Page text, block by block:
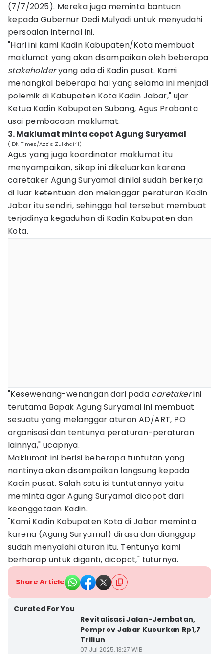
(7/7/2025). Mereka juga meminta bantuan
kepada Gubernur Dedi Mulyadi untuk menyudahi
persoalan internal ini.
"Hari ini kami Kadin Kabupaten/Kota membuat
maklumat yang akan disampaikan oleh beberapa
stakeholderyang ada di Kadin pusat. Kami
menangkal beberapa hal yang selama ini menjadi
polemik di Kabupaten Kota Kadin Jabar," ujar
Ketua Kadin Kabupaten Subang, Agus Prabanta
usai pembacaan maklumat.
3. Maklumat minta copot Agung Suryamal
(IDN Times/Azzis Zulkhairil)
Agus yang juga koordinator maklumat itu
menyampaikan, sikap ini dikeluarkan karena
caretaker Agung Suryamal dinilai sudah berkerja
di luar ketentuan dan melanggar peraturan Kadin
Jabar itu sendiri, sehingga hal tersebut membuat
terjadinya kegaduhan di Kadin Kabupaten dan
Kota.
"Kesewenang-wenangan dari pada caretakerini
terutama Bapak Agung Suryamal ini membuat
sesuatu yang melanggar aturan AD/ART, PO
organisasi dan tentunya peraturan-peraturan
lainnya," ucapnya.
Maklumat ini berisi beberapa tuntutan yang
nantinya akan disampaikan langsung kepada
Kadin pusat. Salah satu isi tuntutannya yaitu
meminta agar Agung Suryamal dicopot dari
keanggotaan Kadin.
"Kami Kadin Kabupaten Kota di Jabar meminta
karena (Agung Suryamal) dirasa dan dianggap
sudah menyalahi aturan itu. Tentunya kami
berharap untuk diganti, dicopot," tuturnya.
Share Article
Curated For You
Revitalisasi Jalan-Jembatan,
Pemprov Jabar Kucurkan Rp1,7
Triliun
07 Jul 2025, 13:27 WIB